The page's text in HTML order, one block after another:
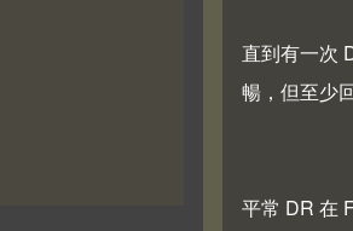
直到有一次
暢，但至少
平常 DR 在